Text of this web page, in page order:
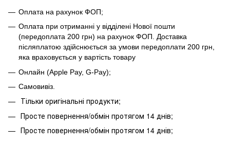
Оплата на рахунок ФОП;
Оплата при отриманні у відділені Нової пошти
(передоплата 200 грн) на рахунок ФОП
Доставка
післяплатою здійснюється за умови передоплати 200 грн,
яка враховується у вартість товару
Онлайн (Apple Pay, G-Pay);
Самовивіз.
Тільки оригінальні продукти;
Просте повернення/обмін протягом 14 днів;
Просте повернення/обмін протягом 14 днів;